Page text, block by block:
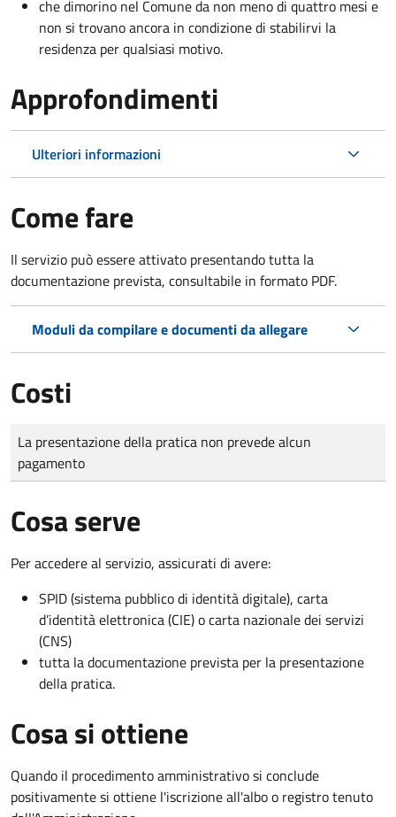
che dimorino nel Comune da non meno di quattro mesi e
non si trovano ancora in condizione di stabilirvi la
residenza per qualsiasi motivo.
Approfondimenti
Ulteriori informazioni
Come fare
Il servizio può essere attivato presentando tutta la
documentazione prevista, consultabile in formato PDF.
Moduli da compilare e documenti da allegare
Costi
Tipo di pagamento
Importo
La presentazione della pratica non prevede alcun
pagamento
Cosa serve
Per accedere al servizio, assicurati di avere:
SPID (sistema pubblico di identità digitale), carta
d’identità elettronica (CIE) o carta nazionale dei servizi
(CNS)
tutta la documentazione prevista per la presentazione
della pratica.
Cosa si ottiene
Quando il procedimento amministrativo si conclude
positivamente si ottiene l'iscrizione all'albo o registro tenuto